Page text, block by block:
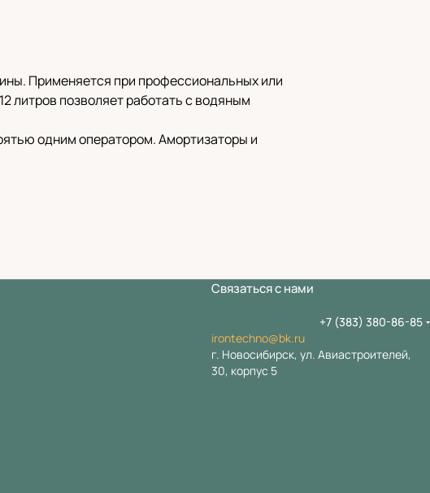
Применяется при профессиональных или
литров позволяет работать с водяным
одним оператором. Амортизаторы и
Связаться с нами
+7 (383) 380-86-85
irontechno@bk.ru
г. Новосибирск, ул. Авиастроителей,
30, корпус 5